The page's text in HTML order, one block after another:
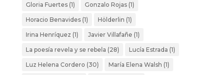
Gloria Fuertes(1) Gonzalo Rojas(1)
Horacio Benavides(1) Hölderlin (1)
Irina Henríquez (1) Javier Villafañe (1)
La poesía revela y se rebela (28) Lucía Estrada (1)
Luz Helena Cordero (30) María Elena Walsh (1)